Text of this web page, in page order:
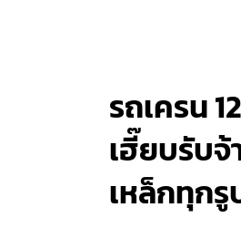
รถเครน
เฮี๊ยบรับจ้
เหล็กทุก